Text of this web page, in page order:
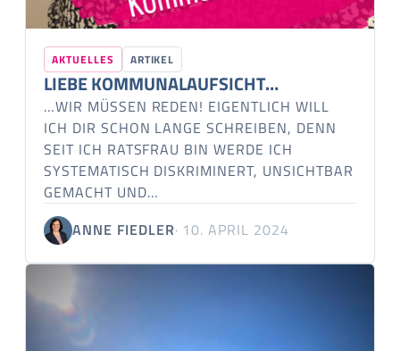
AKTUELLES ARTIKEL
LIEBE KOMMUNALAUFSICHT…
…WIR MÜSSEN REDEN! EIGENTLICH WILL
ICH DIR SCHON LANGE SCHREIBEN, DENN
SEIT ICH RATSFRAU BIN WERDE ICH
SYSTEMATISCH DISKRIMINERT, UNSICHTBAR
GEMACHT UND…
ANNE FIEDLER· 10. APRIL 2024